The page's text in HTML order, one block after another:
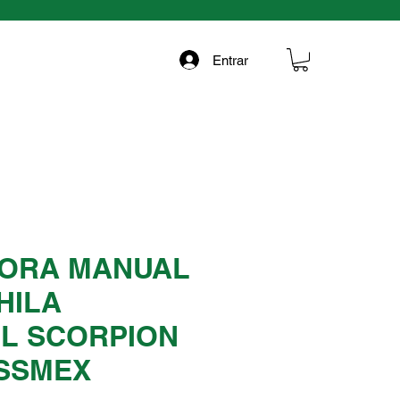
Entrar
MANUAL
SCORPION